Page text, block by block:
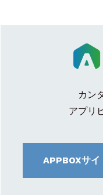
カン
アプリ
APPBOXサイ